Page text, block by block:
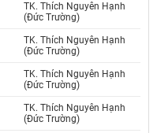
TK. Thích Nguyên Hạnh
(Đức Trường)
TK. Thích Nguyên Hạnh
(Đức Trường)
TK. Thích Nguyên Hạnh
(Đức Trường)
TK. Thích Nguyên Hạnh
(Đức Trường)